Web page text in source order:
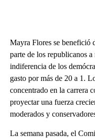
Mayra Flores se benefició
parte de los republicanos
indiferencia de los
gasto por más de 20 a 1.
concentrado en la carrera
proyectar una fuerza
moderados y
La semana pasada, el